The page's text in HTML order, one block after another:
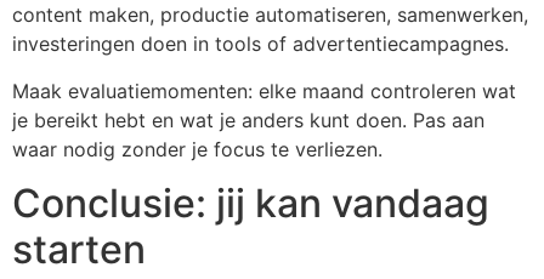
content maken, productie automatiseren, samenwerken,
investeringen doen in tools of advertentiecampagnes.
Maak evaluatiemomenten: elke maand controleren wat
je bereikt hebt en wat je anders kunt doen. Pas aan
waar nodig zonder je focus te verliezen.
Conclusie: jij kan vandaag
starten